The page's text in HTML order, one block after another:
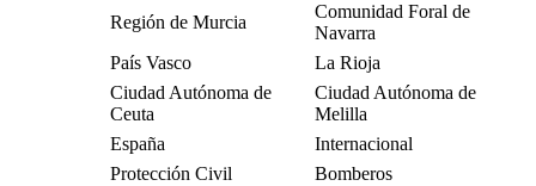
Región de Murcia
Comunidad Foral de
Navarra
País Vasco
La Rioja
Ciudad Autónoma de
Ceuta
Ciudad Autónoma de
Melilla
España
Internacional
Protección Civil
Bomberos